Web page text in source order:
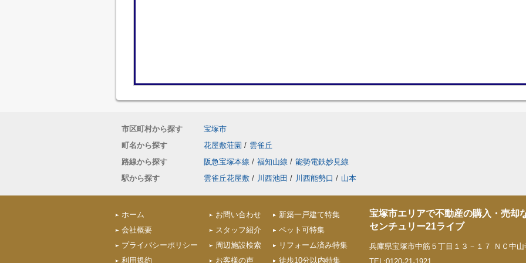
市区町村から探す
宝塚市
町名から探す
花屋敷荘園 / 雲雀丘
路線から探す
阪急宝塚本線 / 福知山線 / 能勢電鉄妙見線
駅から探す
雲雀丘花屋敷 / 川西池田 / 川西能勢口 / 山本
ホーム
会社概要
プライバシーポリシー
利用規約
お問い合わせ
スタッフ紹介
周辺施設検索
お客様の声
新築一戸建て特集
ペット可特集
リフォーム済み特集
徒歩10分以内特集
宝塚市エリアで不動産の購入・売却
センチュリー21ライブ
兵庫県宝塚市中筋５丁目１３－１７ ＮＣ中山